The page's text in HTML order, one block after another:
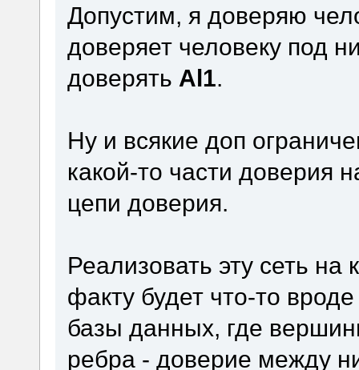
Допустим, я доверяю
доверяет человеку под
доверять Al1.
Ну и всякие доп
какой-то части доверия
цепи доверия.
Реализовать эту сеть
факту будет что-то
базы данных, где
ребра - доверие между